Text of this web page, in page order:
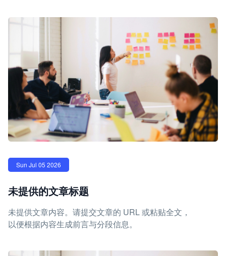
Sun Jul 05 2026
未提供的文章标题
未提供文章内容。请提交文章的 URL 或粘贴全文，
以便根据内容生成前言与分段信息。